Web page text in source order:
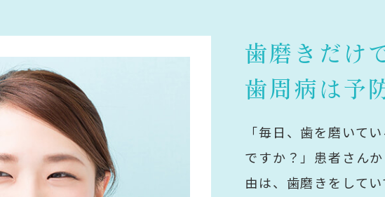
歯磨きだけ
歯周病は予
「毎日、歯を磨いて
ですか？」患者さん
由は、歯磨きをして